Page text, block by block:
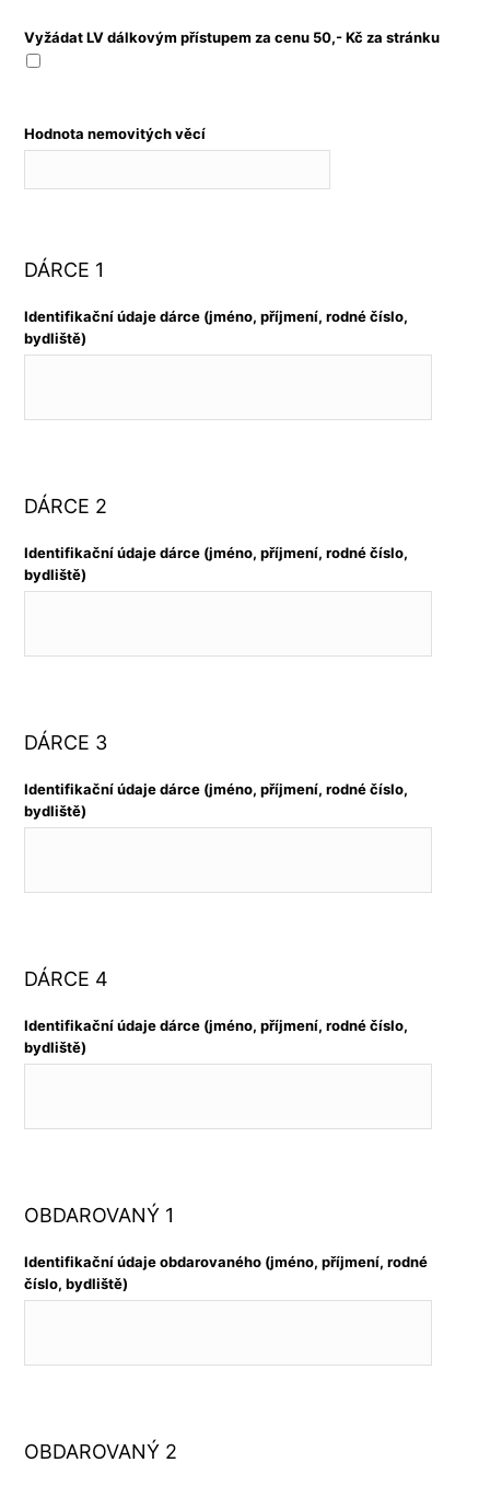
Vyžádat LV dálkovým přístupem za cenu 50,- Kč za stránku
Hodnota nemovitých věcí
DÁRCE 1
Identifikační údaje dárce (jméno, příjmení, rodné číslo,
bydliště)
DÁRCE 2
Identifikační údaje dárce (jméno, příjmení, rodné číslo,
bydliště)
DÁRCE 3
Identifikační údaje dárce (jméno, příjmení, rodné číslo,
bydliště)
DÁRCE 4
Identifikační údaje dárce (jméno, příjmení, rodné číslo,
bydliště)
OBDAROVANÝ 1
Identifikační údaje obdarovaného (jméno, příjmení, rodné
číslo, bydliště)
OBDAROVANÝ 2